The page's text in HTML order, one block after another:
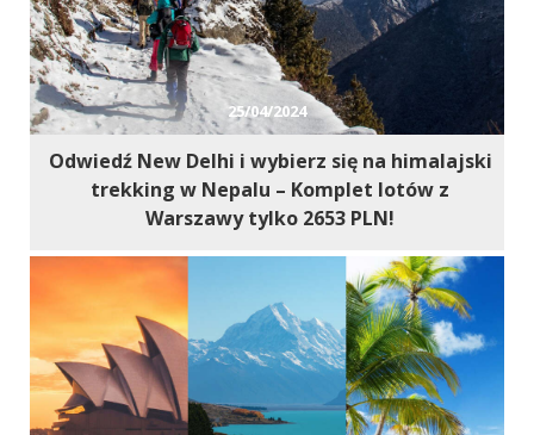
25/04/2024
Odwiedź New Delhi i wybierz się na himalajski
trekking w Nepalu – Komplet lotów z
Warszawy tylko 2653 PLN!